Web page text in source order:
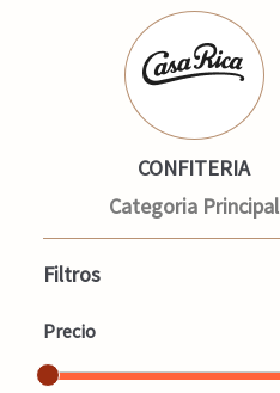
r
:
CONFITERIA
Categoria Principal
Filtros
Precio